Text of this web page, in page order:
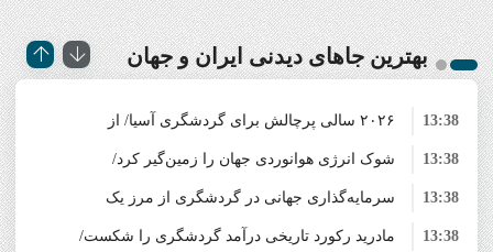
بهترین جاهای دیدنی‌ ایران و جهان
۲۰۲۶ سالی پرچالش برای گردشگری آسیا/ از
افزایش هزینه سفر پس از جنگ خلیج‌فارس تا
رقابت در شرق آسیا
13:38
شوک انرژی هوانوردی جهان را زمین‌گیر کرد/
گردشگری اروپا در آستانه ورشکستگی
13:38
سرمایه‌گذاری جهانی در گردشگری از مرز یک
تریلیون دلار گذشت/ WTTC: آینده صنعت سفر با
13:38
مادرید رکورد تاریخی درآمد گردشگری را شکست/ 13:38